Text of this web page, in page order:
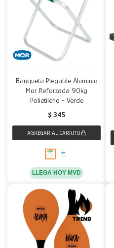
Banqueta Plegable Aluminio
Mor Reforzada 90kg
Polietileno - Verde
$ 345
LLEGA HOY MVD